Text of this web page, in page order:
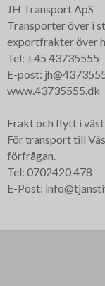
JH Transport ApS
Transporter över i
exportfrakter över
Tel: +45 43735555
E-post:
www.43735555.dk
Frakt och flytt i
För transport till
förfrågan.
Tel: 0702420 478
E-Post: